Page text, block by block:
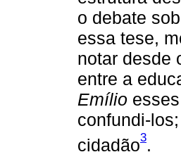
o debate
essa tese,
notar desde
entre a
Emílio
confundi-
cidadão3.